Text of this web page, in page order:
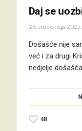
Daj se
28. studenoga 2025.
Došašće nije
već i za drugi
nedjelje
48